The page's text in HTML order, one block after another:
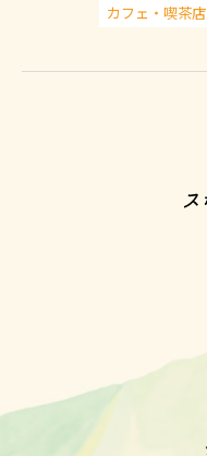
カフェ・喫茶店